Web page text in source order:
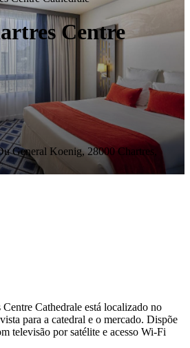
Centre
General Koenig, 28000 Chartres,
Cathedrale está localizado no
para a catedral e o mercado. Dispõe
televisão por satélite e acesso Wi-Fi